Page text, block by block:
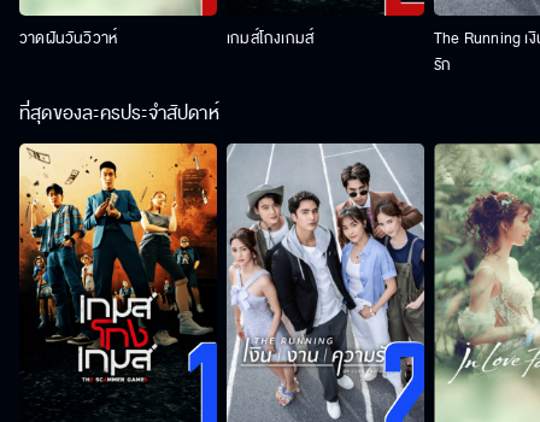
วาดฝันวันวิวาห์ เกมส์โกงเกมส์
The Running เ
รัก
ที่สุดของละครประจำสัปดาห์